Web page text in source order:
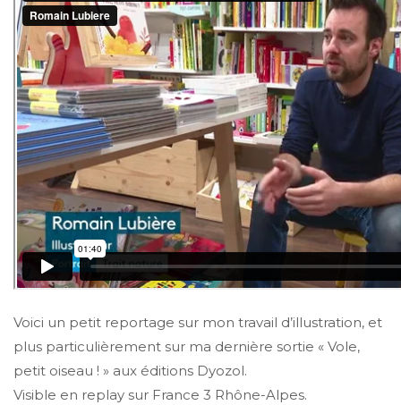
Voici un petit reportage sur mon travail d’illustration, et
plus particulièrement sur ma dernière sortie « Vole,
petit oiseau ! » aux éditions Dyozol.
Visible en replay sur France 3 Rhône-Alpes.